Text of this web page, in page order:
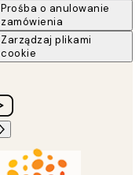
Prośba o anulowanie
zamówienia
Zarządzaj plikami
cookie